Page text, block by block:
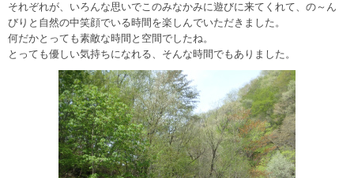
それぞれが、いろんな思いでこのみなかみに遊びに来てくれて、の～ん
びりと自然の中笑顔でいる時間を楽しんでいただきました。
何だかとっても素敵な時間と空間でしたね。
とっても優しい気持ちになれる、そんな時間でもありました。